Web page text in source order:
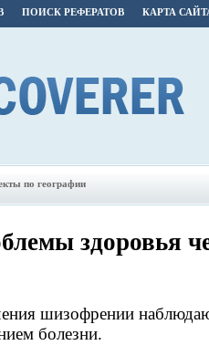
ПОИСК РЕФЕРАТОВ КАРТА
по географии
здоровья
шизофрении
болезни.